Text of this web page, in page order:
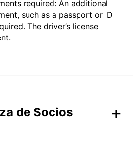
required: An additional
such as a passport or ID
The driver’s license
de Socios